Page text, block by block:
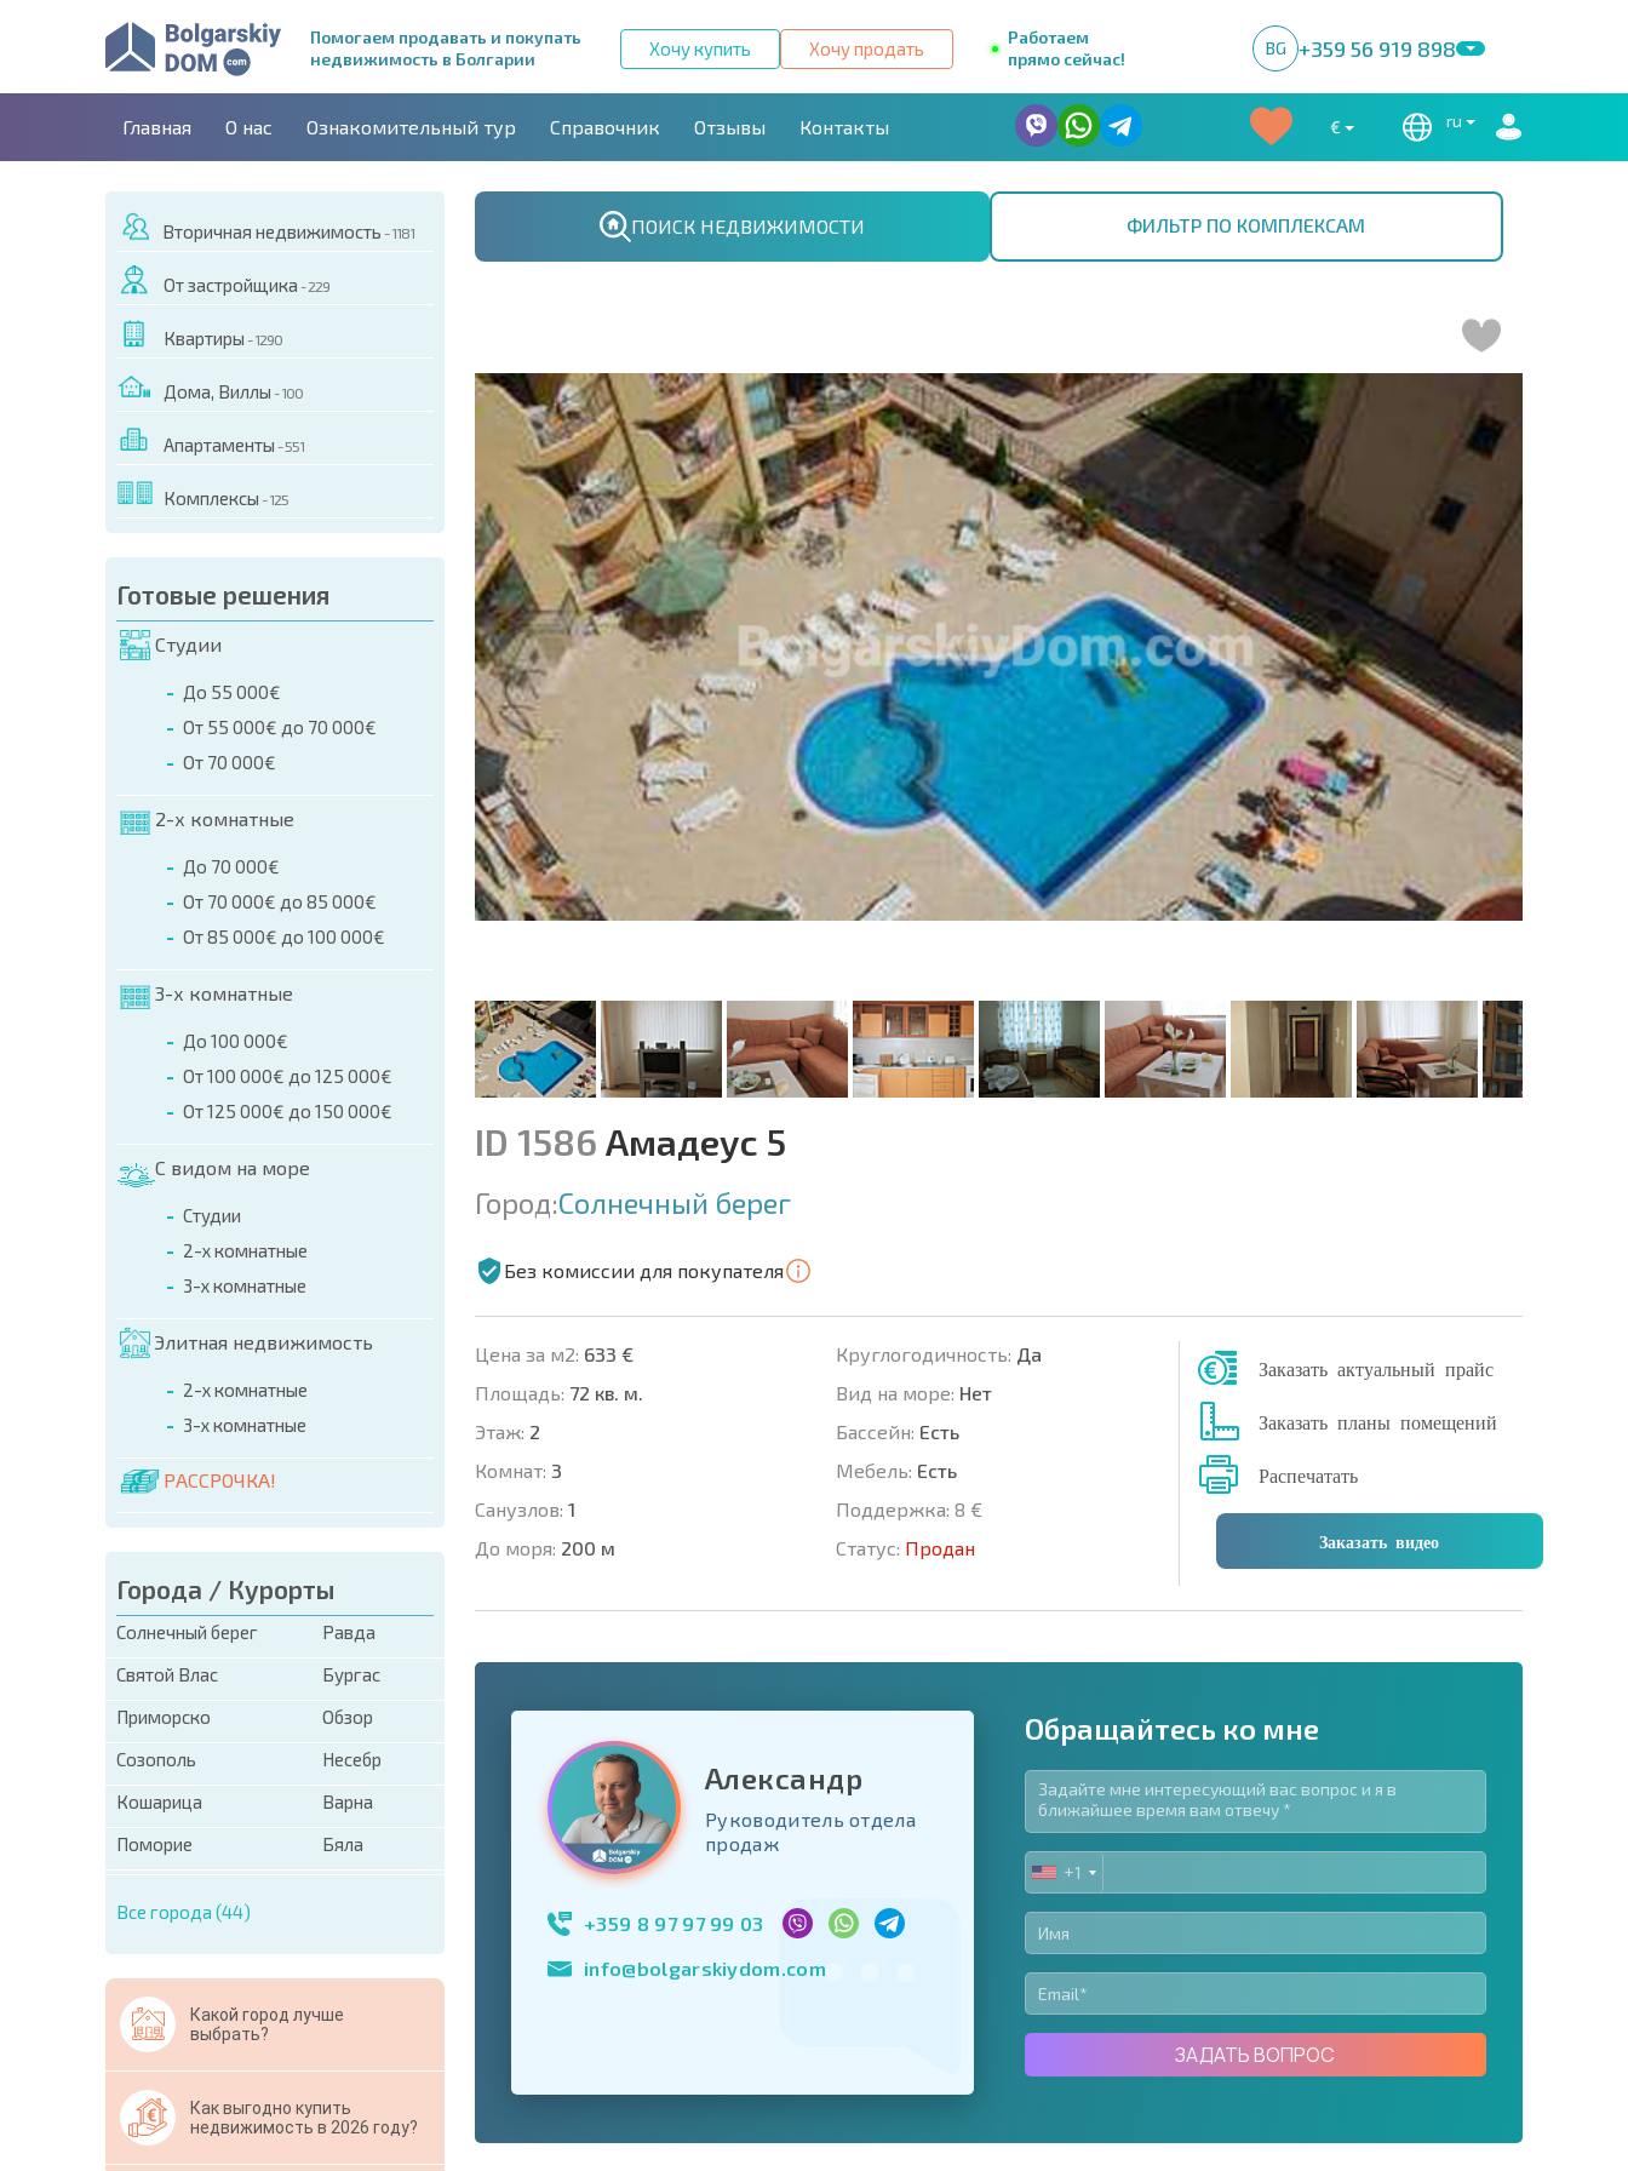
Помогаем продавать и покупать
недвижимость в Болгарии
Хочу купить Хочу продать
Работаем
прямо сейчас!
BG +359 56 919 898
Главная О нас Ознакомительный тур Справочник Отзывы Контакты € ru
Вторичная недвижимость - 1181
От застройщика - 229
Квартиры - 1290
Дома, Виллы - 100
Апартаменты - 551
Комплексы - 125
Готовые решения
Студии
До 55 000€
От 55 000€ до 70 000€
От 70 000€
2-х комнатные
До 70 000€
От 70 000€ до 85 000€
От 85 000€ до 100 000€
3-х комнатные
До 100 000€
От 100 000€ до 125 000€
От 125 000€ до 150 000€
С видом на море
Студии
2-х комнатные
3-х комнатные
Элитная недвижимость
2-х комнатные
3-х комнатные
РАССРОЧКА!
Города / Курорты
Солнечный берег
Равда
Святой Влас
Бургас
Приморско
Обзор
Созополь
Несебр
Кошарица
Варна
Поморие
Бяла
Все города (44)
Какой город лучше
выбрать?
Как выгодно купить
недвижимость в 2026 году?
ПОИСК НЕДВИЖИМОСТИ ФИЛЬТР ПО КОМПЛЕКСАМ
ЭТОГО ОБЪЕКТА
телефонам:
+359 8 9797 99 03
ID 1586 Амадеус 5
Город:Солнечный берег
Без комиссии для покупателя
Цена за м2: 633 €
Площадь: 72 кв. м.
Этаж: 2
Комнат: 3
Санузлов: 1
До моря: 200 м
Круглогодичность: Да
Вид на море: Нет
Басcейн: Есть
Мебель: Есть
Поддержка: 8 €
Статус: Продан
Заказать актуальный прайс
Заказать планы помещений
Распечатать
Заказать видео
United
+1
* Поля обязательные для заполнения
Свернуть форму
Подписаться на рассылку | Нажимая кнопку, вы разрешаете
использование своих данных.
Отправить сообщение
Александр
Руководитель отдела
продаж
+359 8 97 97 99 03
info@bolgarskiydom.com
Обращайтесь ко мне
UNITED
STATES
+1
+1
ЗАДАТЬ ВОПРОС